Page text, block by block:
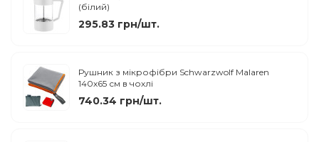
(білий)
295.83 грн/шт.
Рушник з мікрофібри Schwarzwolf Malaren
140х65 см в чохлі
740.34 грн/шт.